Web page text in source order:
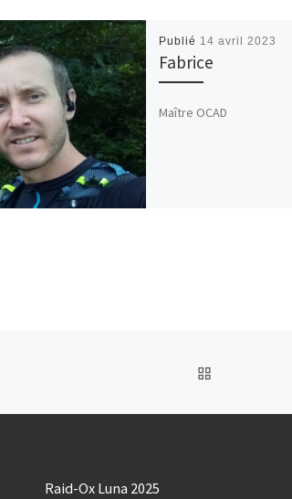
Publié 14 avril 2023
Fabrice
Maître OCAD
Raid-Ox Luna 2025